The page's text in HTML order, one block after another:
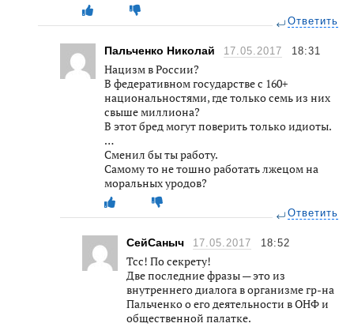
Ответить
Пальченко Николай 17.05.2017 18:31
Нацизм в России?
В федеративном государстве с 160+
национальностями, где только семь из них
свыше миллиона?
В этот бред могут поверить только идиоты.
…
Сменил бы ты работу.
Самому то не тошно работать лжецом на
моральных уродов?
Ответить
СейСаныч 17.05.2017 18:52
Тсс! По секрету!
Две последние фразы — это из
внутреннего диалога в организме гр-на
Пальченко о его деятельности в ОНФ и
общественной палатке.